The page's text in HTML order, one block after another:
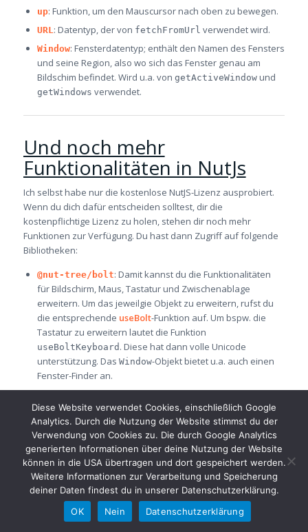
up: Funktion, um den Mauscursor nach oben zu bewegen.
URL: Datentyp, der von fetchFromUrl verwendet wird.
Window: Fensterdatentyp; enthält den Namen des Fensters
und seine Region, also wo sich das Fenster genau am
Bildschim befindet. Wird u.a. von getActiveWindowund
getWindows verwendet.
Und noch mehr
Funktionalitäten in NutJs
Ich selbst habe nur die kostenlose NutJS-Lizenz ausprobiert.
Wenn du dich dafür entscheiden solltest, dir die
kostenpflichtige Lizenz zu holen, stehen dir noch mehr
Funktionen zur Verfügung. Du hast dann Zugriff auf folgende
Bibliotheken:
@nut-tree/bolt: Damit kannst du die Funktionalitäten
für Bildschirm, Maus, Tastatur und Zwischenablage
erweitern. Um das jeweilgie Objekt zu erweitern, rufst du
die entsprechende useBolt-Funktion auf. Um bspw. die
Tastatur zu erweitern lautet die Funktion
useBoltKeyboard . Diese hat dann volle Unicode
unterstützung. Das Window-Objekt bietet u.a. auch einen
Fenster-Finder an.
Bilderkennungsfunktionen als der Template-Matcher, u.a.
sogar Gesichtserkennung. Außerdem gibt es hierfür einen
Long-Term-Support.
@nut-tree/plugin-ocr
: Bietet Funktionalitäten zur
Texterkennung. Auch auf dem Bildschirm kann dort Text
erkannt werden, um bspw. Menüs leichter auffinden zu
können.
Diese Website verwendet Cookies, einschließlich Google
Analytics. Durch die Nutzung der Website stimmst du der
Verwendung von Cookies zu. Die durch Google Analytics
generierten Informationen über deine Nutzung der Website
können in die USA übertragen und dort gespeichert werden.
Weitere Informationen zur Verarbeitung und Speicherung
deiner Daten findest du in unserer Datenschutzerklärung.
OK
Nein Datenschutzerklärung